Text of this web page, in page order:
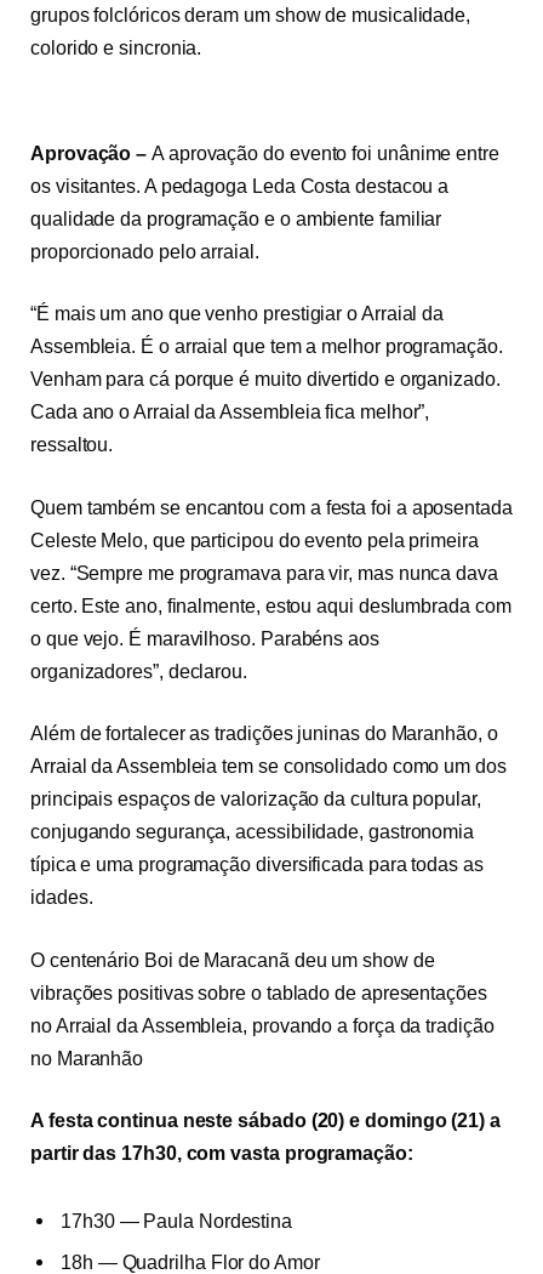
grupos folclóricos deram um show de musicalidade,
colorido e sincronia.
Aprovação –A aprovação do evento foi unânime entre
os visitantes. A pedagoga Leda Costa destacou a
qualidade da programação e o ambiente familiar
proporcionado pelo arraial.
“É mais um ano que venho prestigiar o Arraial da
Assembleia. É o arraial que tem a melhor programação.
Venham para cá porque é muito divertido e organizado.
Cada ano o Arraial da Assembleia fica melhor”,
ressaltou.
Quem também se encantou com a festa foi a aposentada
Celeste Melo, que participou do evento pela primeira
vez. “Sempre me programava para vir, mas nunca dava
certo. Este ano, finalmente, estou aqui deslumbrada com
o que vejo. É maravilhoso. Parabéns aos
organizadores”, declarou.
Além de fortalecer as tradições juninas do Maranhão, o
Arraial da Assembleia tem se consolidado como um dos
principais espaços de valorização da cultura popular,
conjugando segurança, acessibilidade, gastronomia
típica e uma programação diversificada para todas as
idades.
O centenário Boi de Maracanã deu um show de
vibrações positivas sobre o tablado de apresentações
no Arraial da Assembleia, provando a força da tradição
no Maranhão
A festa continua neste sábado (20) e domingo (21) a
partir das 17h30, com vasta programação:
17h30— Paula Nordestina
18h — Quadrilha Flor do Amor